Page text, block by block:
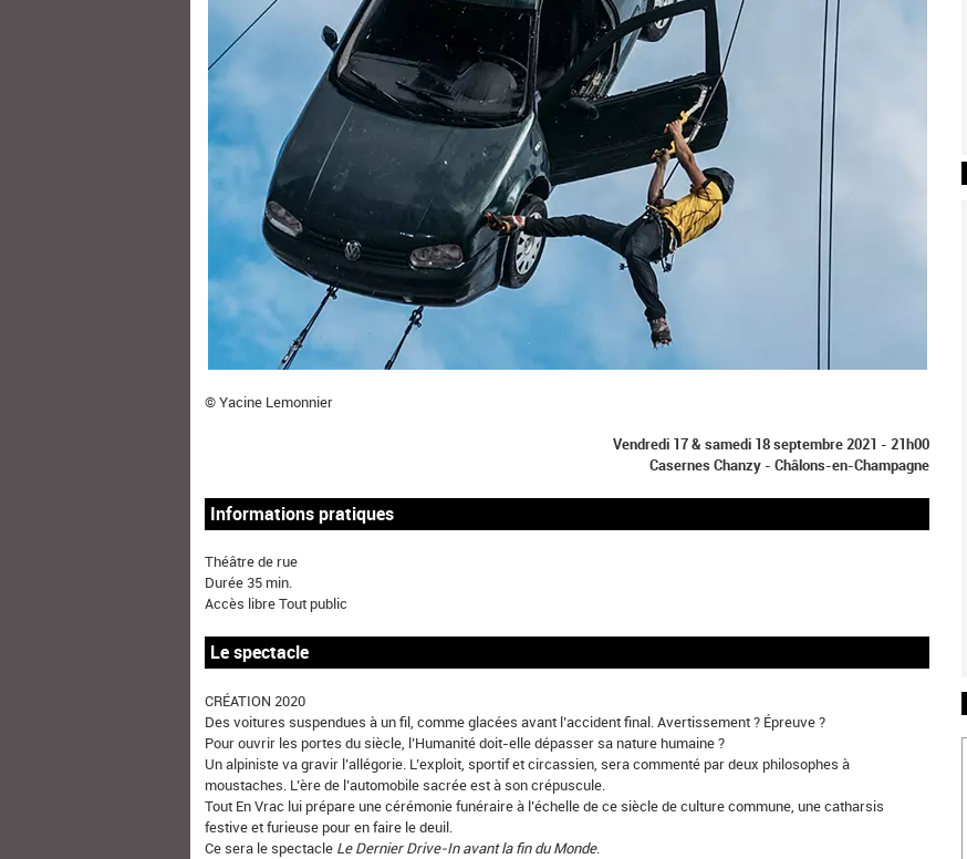
© Yacine Lemonnier
Vendredi 17 & samedi 18 septembre 2021 - 21h00
Casernes Chanzy - Châlons-en-Champagne
Informations pratiques
Théâtre de rue
Durée 35 min.
Accès libre Tout public
Le spectacle
CRÉATION 2020
Des voitures suspendues à un fil, comme glacées avant l’accident final. Avertissement ? Épreuve ?
Pour ouvrir les portes du siècle, l’Humanité doit-elle dépasser sa nature humaine ?
Un alpiniste va gravir l’allégorie. L’exploit, sportif et circassien, sera commenté par deux philosophes à
moustaches. L’ère de l’automobile sacrée est à son crépuscule.
Tout En Vrac lui prépare une cérémonie funéraire à l’échelle de ce siècle de culture commune, une catharsis
festive et furieuse pour en faire le deuil.
Ce sera le spectacle Le Dernier Drive-In avant la fin du Monde.